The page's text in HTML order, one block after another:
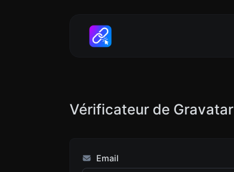
Vérificateur de Gravatar
Email